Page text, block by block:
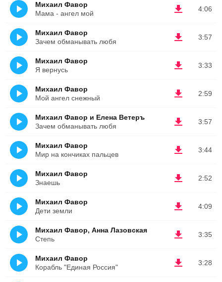
4:06
Михаил Фавор
Мама - ангел мой
3:57
Михаил Фавор
Зачем обманывать любя
3:33
Михаил Фавор
Я вернусь
2:59
Михаил Фавор
Мой ангел снежный
3:57
Михаил Фавор и Елена Ветеръ
Зачем обманывать любя
3:44
Михаил Фавор
Мир на кончиках пальцев
2:52
Михаил Фавор
Знаешь
4:09
Михаил Фавор
Дети земли
3:35
Михаил Фавор, Анна Лазовская
Степь
3:28
Михаил Фавор
Корабль "Единая Россия"